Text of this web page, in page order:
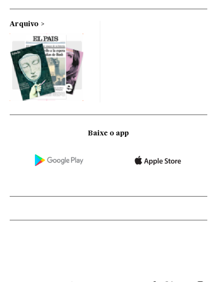
Arquivo
Baixe o app